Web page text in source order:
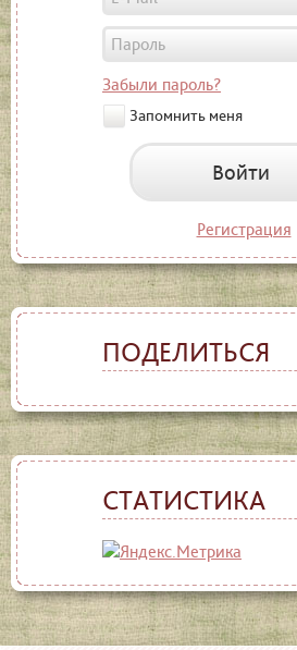
Забыли пароль?
Запомнить меня
Войти
Регистрация
ПОДЕЛИТЬСЯ
СТАТИСТИКА